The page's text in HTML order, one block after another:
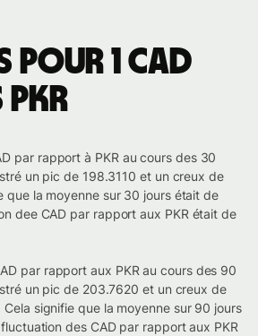
pour 1 CAD
par rapport à PKR au cours des 30
un pic de 198.3110 et un creux de
que la moyenne sur 30 jours était de
dee CAD par rapport aux PKR était de
par rapport aux PKR au cours des 90
un pic de 203.7620 et un creux de
signifie que la moyenne sur 90 jours
des CAD par rapport aux PKR